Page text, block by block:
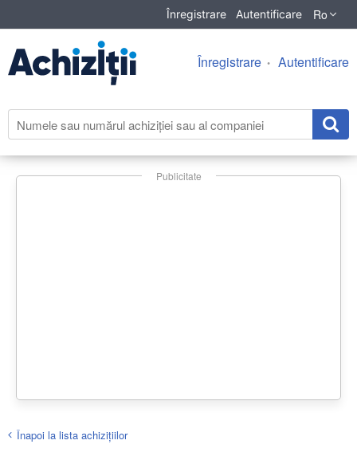
Înregistrare Autentificare Ro
Înregistrare Autentificare
Publicitate
Înapoi la lista achiziţiilor